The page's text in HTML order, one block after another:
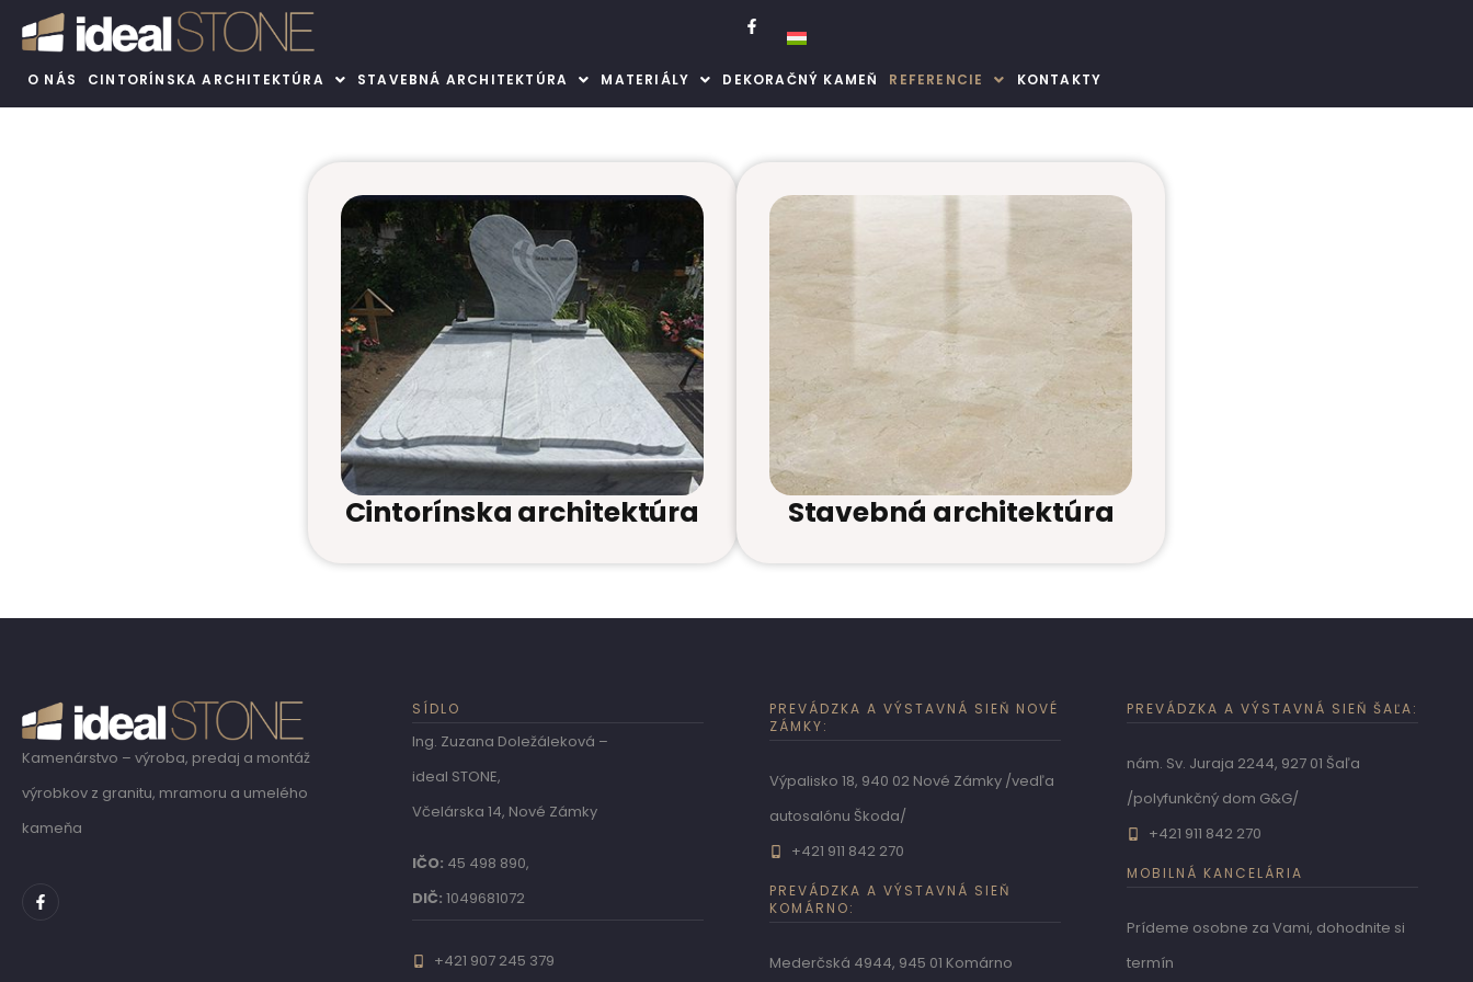
O NÁS CINTORÍNSKA ARCHITEKTÚRA STAVEBNÁ ARCHITEKTÚRA MATERIÁLY DEKORAČNÝ KAMEŇ REFERENCIE KONTAKTY
Cintorínska architektúra Stavebná architektúra
Kamenárstvo – výroba, predaj a montáž
výrobkov z granitu, mramoru a umelého
kameňa
SÍDLO
Ing. Zuzana Doležáleková –
ideal STONE,
Včelárska 14, Nové Zámky
IČO: 45 498 890,
DIČ: 1049681072
+421 907 245 379
PREVÁDZKA A VÝSTAVNÁ SIEŇ NOVÉ
ZÁMKY:
Výpalisko 18, 940 02 Nové Zámky /vedľa
autosalónu Škoda/
+421 911 842 270
PREVÁDZKA A VÝSTAVNÁ SIEŇ
KOMÁRNO:
Mederčská 4944, 945 01 Komárno
PREVÁDZKA A VÝSTAVNÁ SIEŇ ŠAĽA:
nám. Sv. Juraja 2244, 927 01 Šaľa
/polyfunkčný dom G&G/
+421 911 842 270
MOBILNÁ KANCELÁRIA
Prídeme osobne za Vami, dohodnite si
termín